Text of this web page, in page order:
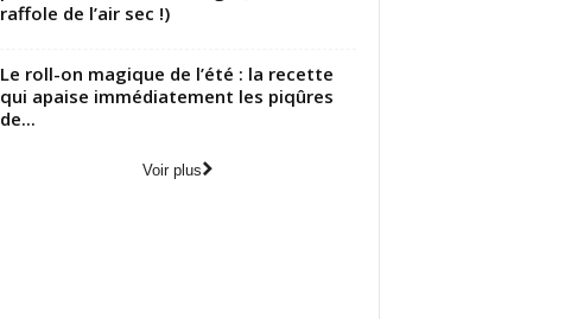
raffole de l’air sec !)
Le roll-on magique de l’été : la recette
qui apaise immédiatement les piqûres
de...
Voir plus